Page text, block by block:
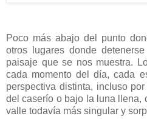
Poco más abajo del punto
otros lugares donde
paisaje que se nos muestra.
cada momento del día, cada
perspectiva distinta, incluso
del caserío o bajo la luna llena,
valle todavía más singular y